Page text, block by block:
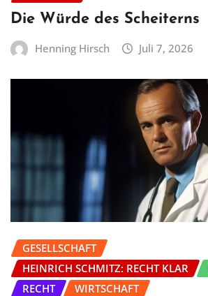
Die Würde des Scheiterns
Henning Hirsch Juli 7, 2026
GESELLSCHAFT
HEINRICH SCHMITZ: RECHT KLAR
RECHT
WIRTSCHAFT